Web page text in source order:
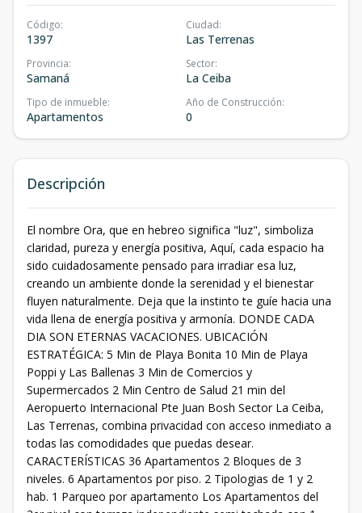
Código:
1397
Ciudad:
Las Terrenas
Provincia:
Samaná
Sector:
La Ceiba
Tipo de inmueble:
Apartamentos
Año de Construcción:
0
Descripción
El nombre Ora, que en hebreo significa "luz", simboliza
claridad, pureza y energía positiva, Aquí, cada espacio ha
sido cuidadosamente pensado para irradiar esa luz,
creando un ambiente donde la serenidad y el bienestar
fluyen naturalmente. Deja que la instinto te guíe hacia una
vida llena de energía positiva y armonía. DONDE CADA
DIA SON ETERNAS VACACIONES. UBICACIÓN
ESTRATÉGICA: 5 Min de Playa Bonita 10 Min de Playa
Poppi y Las Ballenas 3 Min de Comercios y
Supermercados 2 Min Centro de Salud 21 min del
Aeropuerto Internacional Pte Juan Bosh Sector La Ceiba,
Las Terrenas, combina privacidad con acceso inmediato a
todas las comodidades que puedas desear.
CARACTERÍSTICAS 36 Apartamentos 2 Bloques de 3
niveles. 6 Apartamentos por piso. 2 Tipologias de 1 y 2
hab. 1 Parqueo por apartamento Los Apartamentos del